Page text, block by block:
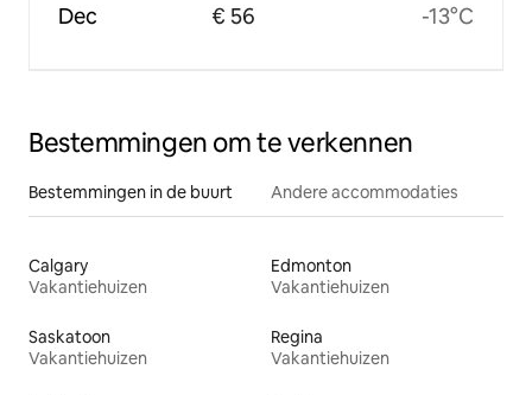
Dec € 56 -13°C
Bestemmingen om te verkennen
Bestemmingen in de buurt Andere accommodaties
Calgary
Vakantiehuizen
Edmonton
Vakantiehuizen
Saskatoon
Vakantiehuizen
Regina
Vakantiehuizen